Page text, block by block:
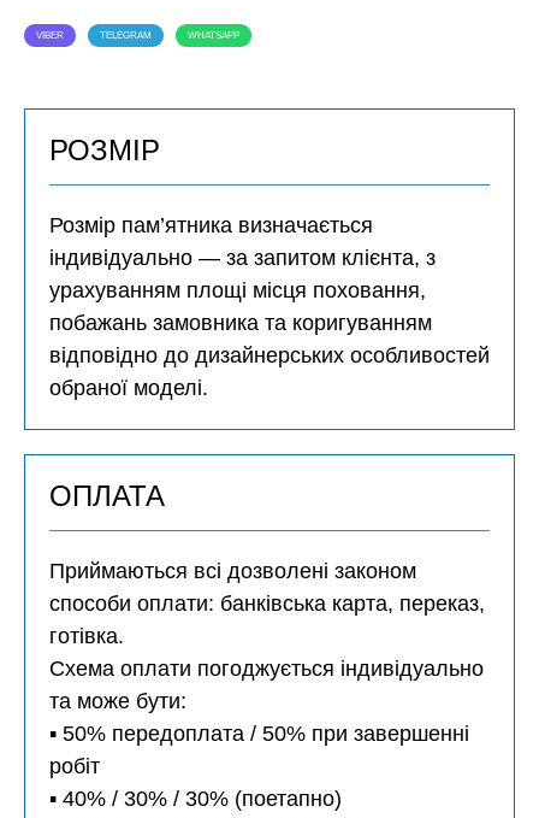
VIBER TELEGRAM WHATSAPP
РОЗМІР
Розмір пам’ятника визначається
індивідуально — за запитом клієнта, з
урахуванням площі місця поховання,
побажань замовника та коригуванням
відповідно до дизайнерських особливостей
обраної моделі.
ОПЛАТА
Приймаються всі дозволені законом
способи оплати: банківська карта, переказ,
готівка.
Схема оплати погоджується індивідуально
та може бути:
▪️ 50% передоплата / 50% при завершенні
робіт
▪️ 40% / 30% / 30% (поетапно)